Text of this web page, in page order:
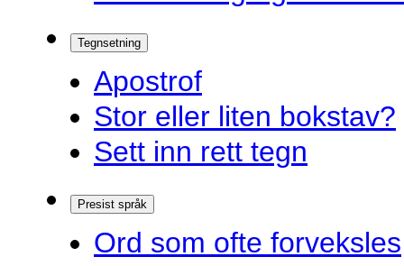
Tegnsetning
Apostrof
Stor eller liten bokstav?
Sett inn rett tegn
Presist språk
Ord som ofte forveksles